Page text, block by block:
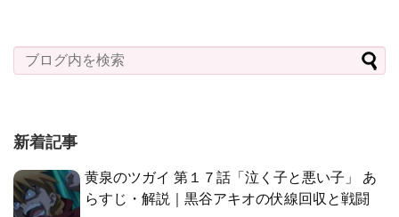
新着記事
黄泉のツガイ 第１７話「泣く子と悪い子」 あ
らすじ・解説｜黒谷アキオの伏線回収と戦闘